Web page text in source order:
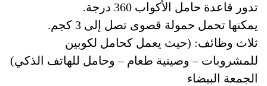
تدور قاعدة حامل الأكواب 360 درجة.
يمكنها تحمل حمولة قصوى تصل إلى 3 كجم.
ثلاث وظائف: (حيث يعمل كحامل لكوبين
للمشروبات – وصينية طعام – وحامل للهاتف الذكي)
الجمعة البيضاء